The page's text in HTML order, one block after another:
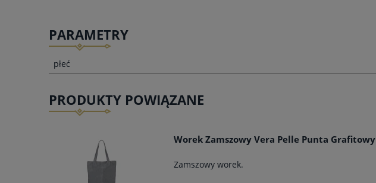
PARAMETRY
płeć
PRODUKTY POWIĄZANE
Worek Zamszowy Vera Pelle Punta Grafitowy
Zamszowy worek.